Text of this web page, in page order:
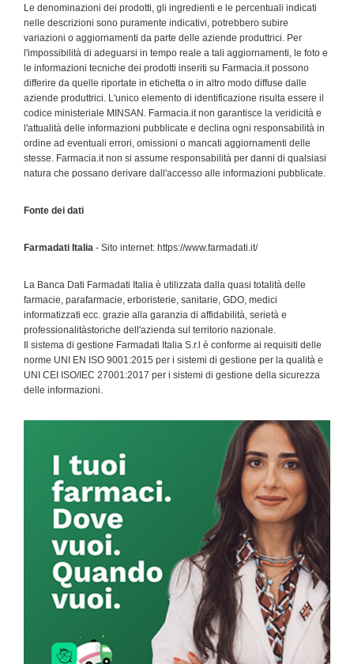
Le denominazioni dei prodotti, gli ingredienti e le percentuali indicati
nelle descrizioni sono puramente indicativi, potrebbero subire
variazioni o aggiornamenti da parte delle aziende produttrici. Per
l'impossibilità di adeguarsi in tempo reale a tali aggiornamenti, le foto e
le informazioni tecniche dei prodotti inseriti su Farmacia.it possono
differire da quelle riportate in etichetta o in altro modo diffuse dalle
aziende produttrici. L'unico elemento di identificazione risulta essere il
codice ministeriale MINSAN. Farmacia.it non garantisce la veridicità e
l'attualità delle informazioni pubblicate e declina ogni responsabilità in
ordine ad eventuali errori, omissioni o mancati aggiornamenti delle
stesse. Farmacia.it non si assume responsabilità per danni di qualsiasi
natura che possano derivare dall'accesso alle informazioni pubblicate.
Fonte dei dati
Farmadati Italia - Sito internet: https://www.farmadati.it/
La Banca Dati Farmadati Italia è utilizzata dalla quasi totalità delle
farmacie, parafarmacie, erboristerie, sanitarie, GDO, medici
informatizzati ecc. grazie alla garanzia di affidabilità, serietà e
professionalitàstoriche dell'azienda sul territorio nazionale.
Il sistema di gestione Farmadati Italia S.r.l è conforme ai requisiti delle
norme UNI EN ISO 9001:2015 per i sistemi di gestione per la qualità e
UNI CEI ISO/IEC 27001:2017 per i sistemi di gestione della sicurezza
delle informazioni.
Sidebar